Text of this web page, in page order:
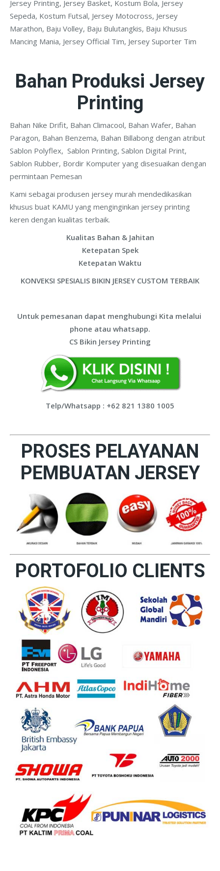
Jersey Printing, Jersey Basket, Kostum Bola, Jersey
Sepeda, Kostum Futsal, Jersey Motocross, Jersey
Marathon, Baju Volley, Baju Bulutangkis, Baju Khusus
Mancing Mania, Jersey Official Tim, Jersey Suporter Tim
Bahan Produksi Jersey
Printing
Bahan Nike Drifit, Bahan Climacool, Bahan Wafer, Bahan
Paragon, Bahan Benzema, Bahan Billabong dengan atribut
Sablon Polyflex, Sablon Printing, Sablon Digital Print,
Sablon Rubber, Bordir Komputer yang disesuaikan dengan
permintaan Pemesan
Kami sebagai produsen jersey murah mendedikasikan
khusus buat KAMU yang menginginkan jersey printing
keren dengan kualitas terbaik.
Kualitas Bahan & Jahitan
Ketepatan Spek
Ketepatan Waktu
KONVEKSI SPESIALIS BIKIN JERSEY CUSTOM TERBAIK
Untuk pemesanan dapat menghubungi Kita melalui
phone atau whatsapp.
CS Bikin Jersey Printing
Telp/Whatsapp : +62 821 1380 1005
PROSES PELAYANAN
PEMBUATAN JERSEY
PORTOFOLIO CLIENTS